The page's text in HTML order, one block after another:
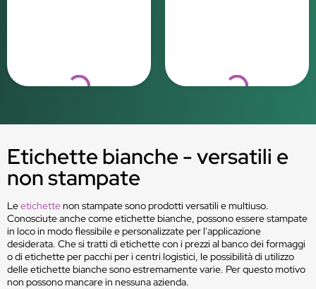
Loading... Loading...
Etichette bianche - versatili e
non stampate
Leetichettenon stampate sono prodotti versatili e multiuso.
Conosciute anche come etichette bianche, possono essere stampate
in loco in modo flessibile e personalizzate per l'applicazione
desiderata. Che si tratti di etichette con i prezzi al banco dei formaggi
o di etichette per pacchi per i centri logistici, le possibilità di utilizzo
delle etichette bianche sono estremamente varie. Per questo motivo
non possono mancare in nessuna azienda.